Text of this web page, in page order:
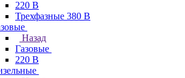
220 В
Трехфазные 380 В
Назад
Газовые
220 В